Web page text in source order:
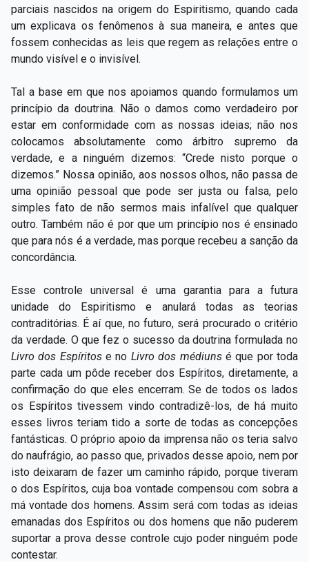
parciais nascidos na origem do Espiritismo, quando cada
um explicava os fenômenos à sua maneira, e antes que
fossem conhecidas as leis que regem as relações entre o
mundo visível e o invisível.
Tal a base em que nos apoiamos quando formulamos um
princípio da doutrina. Não o damos como verdadeiro por
estar em conformidade com as nossas ideias; não nos
colocamos absolutamente como árbitro supremo da
verdade, e a ninguém dizemos: “Crede nisto porque o
dizemos.” Nossa opinião, aos nossos olhos, não passa de
uma opinião pessoal que pode ser justa ou falsa, pelo
simples fato de não sermos mais infalível que qualquer
outro. Também não é por que um princípio nos é ensinado
que para nós é a verdade, mas porque recebeu a sanção da
concordância.
Esse controle universal é uma garantia para a futura
unidade do Espiritismo e anulará todas as teorias
contraditórias. É aí que, no futuro, será procurado o critério
da verdade. O que fez o sucesso da doutrina formulada no
Livro dos Espíritose no Livro dos médiuns é que por toda
parte cada um pôde receber dos Espíritos, diretamente, a
confirmação do que eles encerram. Se de todos os lados
os Espíritos tivessem vindo contradizê-los, de há muito
esses livros teriam tido a sorte de todas as concepções
fantásticas. O próprio apoio da imprensa não os teria salvo
do naufrágio, ao passo que, privados desse apoio, nem por
isto deixaram de fazer um caminho rápido, porque tiveram
o dos Espíritos, cuja boa vontade compensou com sobra a
má vontade dos homens. Assim será com todas as ideias
emanadas dos Espíritos ou dos homens que não puderem
suportar a prova desse controle cujo poder ninguém pode
contestar.